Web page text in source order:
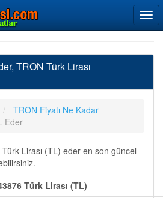
TRON Türk Lirası
TRON Fiyatı Ne Kadar
Eder
Lirası (TL) eder en son güncel
Türk Lirası (TL)